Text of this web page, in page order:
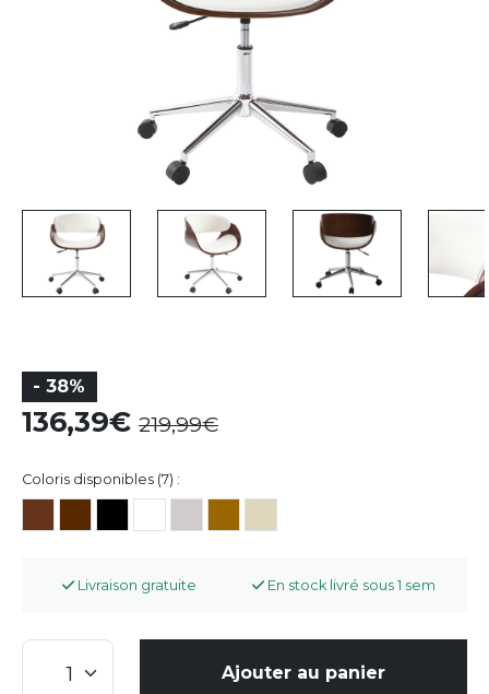
- 38%
136,39 219,99
Coloris disponibles (7) :
Livraison gratuite En stock livré sous 1 sem
Ajouter au panier